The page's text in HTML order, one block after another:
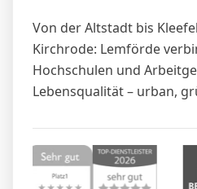
Von der Altstadt bis
Kirchrode: Lemförde
Hochschulen und
Lebensqualität – urban,